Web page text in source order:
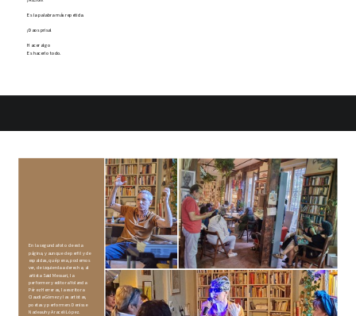
Es la palabra más repetida.
¡Daos prisa!
Hacer algo
Es hacerlo todo.
En la segunda foto de esta
página, y aunque de perfil y de
espaldas, qué pena, podemos
ver, de izquierda a derecha, al
artista Said Messari, la
performer y editora Yolanda
Pérez Herreras, la escritora
Claudia Gómez y las artistas,
poetas y performers Denisse
Nadeauh y Araceli López.